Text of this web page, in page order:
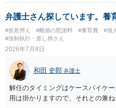
料します。
弁護士さん探しています。養
#仮差押え #離婚の慰謝料 #養育費 #個
#強制執行・差し押さえ
2026年7月8日
和田 史郎 弁護士
解任のタイミングはケースバイケ
用は掛かりますので、それとの兼ね